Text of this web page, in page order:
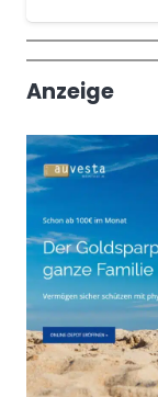
Anzeige